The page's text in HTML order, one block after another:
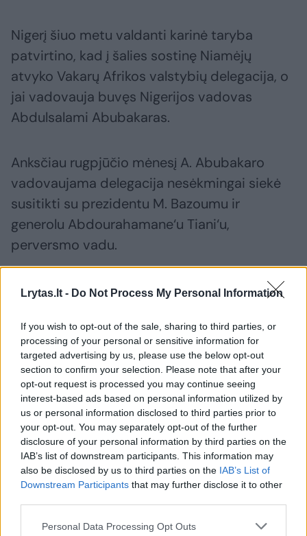
Lrytas.lt - Do Not Process My Personal Information
If you wish to opt-out of the sale, sharing to third parties, or
processing of your personal or sensitive information for
targeted advertising by us, please use the below opt-out
section to confirm your selection. Please note that after your
opt-out request is processed you may continue seeing
interest-based ads based on personal information utilized by
us or personal information disclosed to third parties prior to
your opt-out. You may separately opt-out of the further
disclosure of your personal information by third parties on the
IAB’s list of downstream participants. This information may
also be disclosed by us to third parties on the IAB’s List of
Downstream Participants that may further disclose it to other
Personal Data Processing Opt Outs
Nigerį šiuo metu valdanti karinė taryba
patvirtino, kad į šalies sostinę Niamėjų
atvyko Vakarų Afrikos valstybių delegacija, o
jai vadovauja buvęs Nigerijos vadovas
Abdulsalami Abubakaras.
Anksčiau rugpjūčio mėnesį A. Abubakaro
vadovaujama delegacija nesėkmingai siekė
susitikti su prezidentu M. Bazoumu ir
generolu Abdourahamane‘u Tiani‘u,
perversmo vadu.
Susiję straipsniai
Vakarų Afrikos šalių
kariuomenių vadai Ganoje
aptars Nigerio krizę